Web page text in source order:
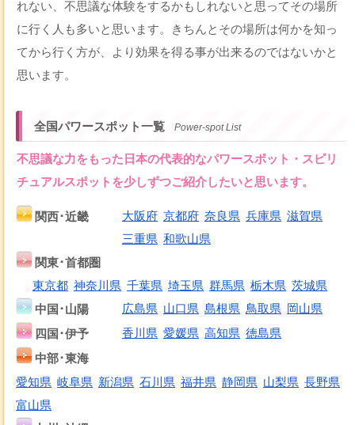
れない、不思議な体験をするかもしれないと思ってその場所
に行く人も多いと思います。きちんとその場所は何かを知っ
てから行く方が、より効果を得る事が出来るのではないかと
思います。
全国パワースポット一覧 Power-spot List
不思議な力をもった日本の代表的なパワースポット・スピリ
チュアルスポットを少しずつご紹介したいと思います。
関西･近畿 大阪府 京都府 奈良県 兵庫県 滋賀県
三重県 和歌山県
関東･首都圏
東京都 神奈川県 千葉県 埼玉県 群馬県 栃木県 茨城県
中国･山陽 広島県 山口県 島根県 鳥取県 岡山県
四国･伊予 香川県 愛媛県 高知県 徳島県
中部･東海
愛知県 岐阜県 新潟県 石川県 福井県 静岡県 山梨県 長野県
富山県